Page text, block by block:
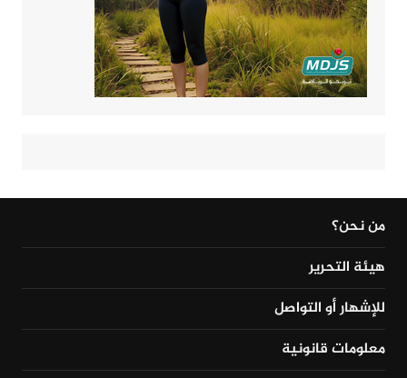
من نحن؟
هيئة التحرير
للإشهار أو التواصل
معلومات قانونية